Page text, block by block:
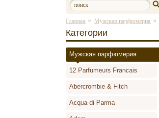
Главная » Мужская парфюмерия »
Категории
Мужская парфюмерия
12 Parfumeurs Francais
Abercrombie & Fitch
Acqua di Parma